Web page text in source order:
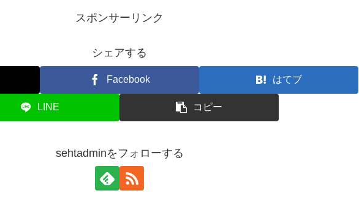
スポンサーリンク
シェアする
Facebook はてブ
LINE コピー
sehtadminをフォローする